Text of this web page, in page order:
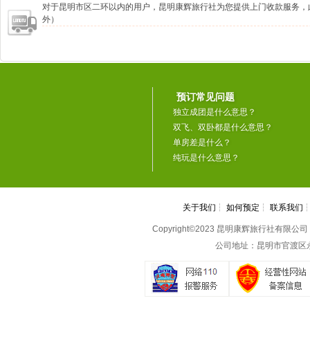
对于昆明市区二环以内的用户，昆明康辉旅行社为您提供上门收款服务
外）
预订常见问题
独立成团是什么意思？
双飞、双卧都是什么意思？
单房差是什么？
纯玩是什么意思？
关于我们 ┆ 如何预定 ┆ 联系我们
Copyright©2023 昆明康辉旅行社有限公
公司地址：昆明市官渡